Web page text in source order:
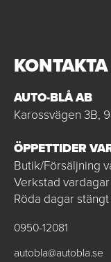
AUTO-BLÅ AB
Karossvägen 3B,
ÖPPETTIDER
Butik/Försäljning
Verkstad
Röda dagar stängt
0950-12081
autobla@autobla.se